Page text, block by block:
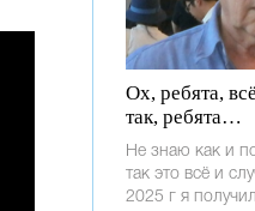
Ох, ребята,
так, ребята…
Не знаю как и
так это всё и
2025 г я